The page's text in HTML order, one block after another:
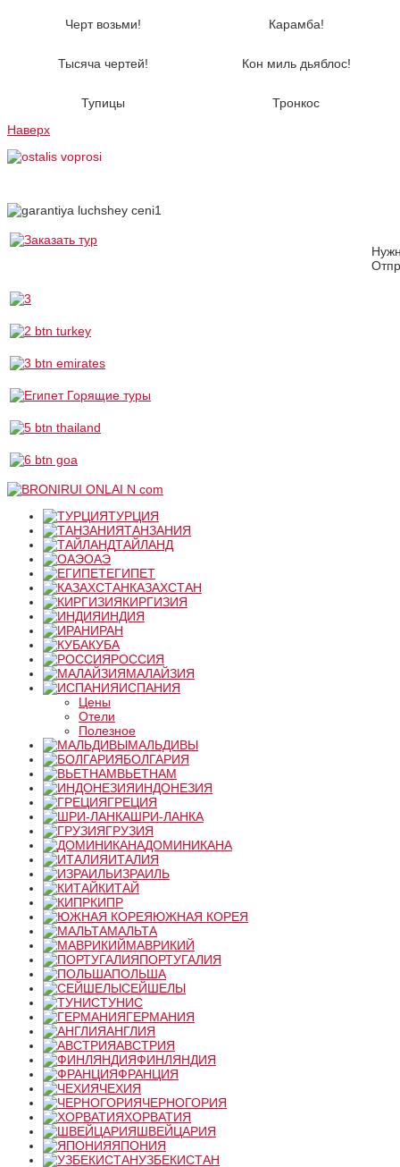
Черт возьми! Карамба!
Тысяча чертей! Кон миль дьяблос!
Тупицы
Тронкос
Наверх
ТУРЦИЯ
ТАНЗАНИЯ
ТАЙЛАНД
ОАЭ
ЕГИПЕТ
КАЗАХСТАН
КИРГИЗИЯ
ИНДИЯ
ИРАН
КУБА
РОССИЯ
МАЛАЙЗИЯ
ИСПАНИЯ
Цены
Отели
Полезное
МАЛЬДИВЫ
БОЛГАРИЯ
ВЬЕТНАМ
ИНДОНЕЗИЯ
ГРЕЦИЯ
ШРИ-ЛАНКА
ГРУЗИЯ
ДОМИНИКАНА
ИТАЛИЯ
ИЗРАИЛЬ
КИТАЙ
КИПР
ЮЖНАЯ КОРЕЯ
МАЛЬТА
МАВРИКИЙ
ПОРТУГАЛИЯ
ПОЛЬША
СЕЙШЕЛЫ
ТУНИС
ГЕРМАНИЯ
АНГЛИЯ
АВСТРИЯ
ФИНЛЯНДИЯ
ФРАНЦИЯ
ЧЕХИЯ
ЧЕРНОГОРИЯ
ХОРВАТИЯ
ШВЕЙЦАРИЯ
ЯПОНИЯ
УЗБЕКИСТАН